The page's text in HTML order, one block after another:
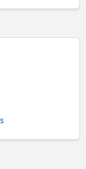
y honorarios.